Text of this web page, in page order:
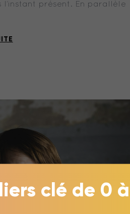
l’instant présent. En parallèle
clé de 0